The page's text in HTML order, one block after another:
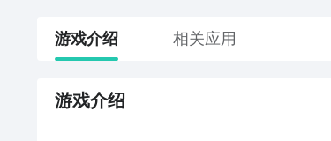
游戏介绍 相关应用
游戏介绍